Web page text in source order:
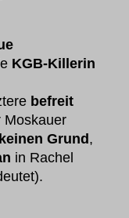
KGB-Killerin
befreit
Moskauer
keinen Grund ,
in Rachel